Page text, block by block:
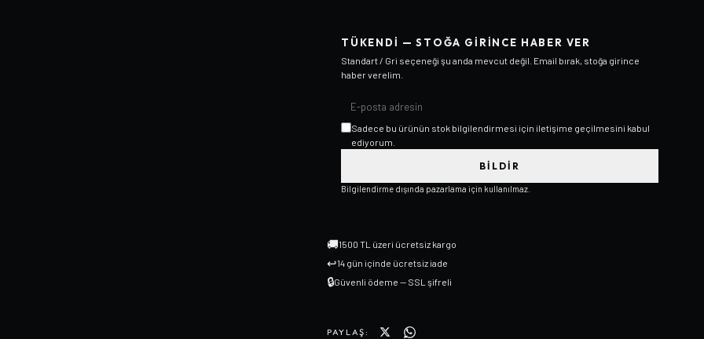
TÜKENDI — STOĞA GIRINCE HABER VER
Standart / Gri seçeneği şu anda mevcut değil. Email bırak, stoğa girince
haber verelim.
Sadece bu ürünün stok bilgilendirmesi için iletişime geçilmesini kabul
ediyorum.
BILDIR
Bilgilendirme dışında pazarlama için kullanılmaz.
🚚1500 TL üzeri ücretsiz kargo
↩14 gün içinde ücretsiz iade
🔒Güvenli ödeme — SSL şifreli
PAYLAŞ: